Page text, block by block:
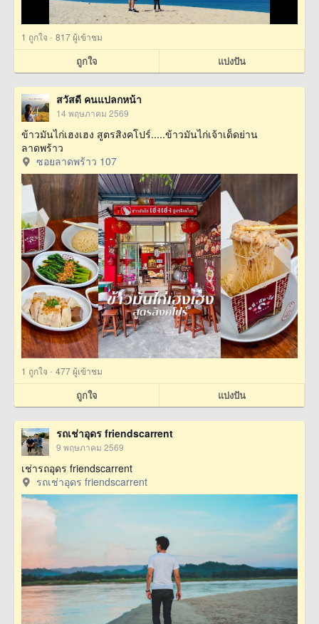
1 ถูกใจ · 817 ผู้เข้าชม
ถูกใจ แบ่งปัน
สวัสดี คนแปลกหน้า
14 พฤษภาคม 2569
ข้าวมันไก่เฮงเฮง สูตรสิงคโปร์.....ข้าวมันไก่เจ้าเด็ดย่าน
ลาดพร้าว
ซอยลาดพร้าว 107
1 ถูกใจ · 477 ผู้เข้าชม
ถูกใจ แบ่งปัน
รถเช่าอุดร friendscarrent
9 พฤษภาคม 2569
เช่ารถอุดร friendscarrent
รถเช่าอุดร friendscarrent